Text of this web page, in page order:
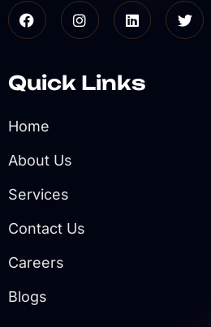
Quick Links
Home
About Us
Services
Contact Us
Careers
Blogs